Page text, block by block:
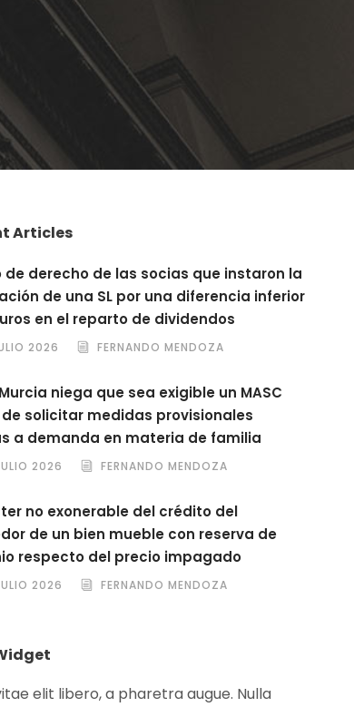
Articles
de derecho de las socias que instaron la
de una SL por una diferencia inferior
en el reparto de dividendos
2026 FERNANDO MENDOZA
niega que sea exigible un MASC
solicitar medidas provisionales
a demanda en materia de familia
2026 FERNANDO MENDOZA
no exonerable del crédito del
de un bien mueble con reserva de
respecto del precio impagado
2026 FERNANDO MENDOZA
elit libero, a pharetra augue. Nulla